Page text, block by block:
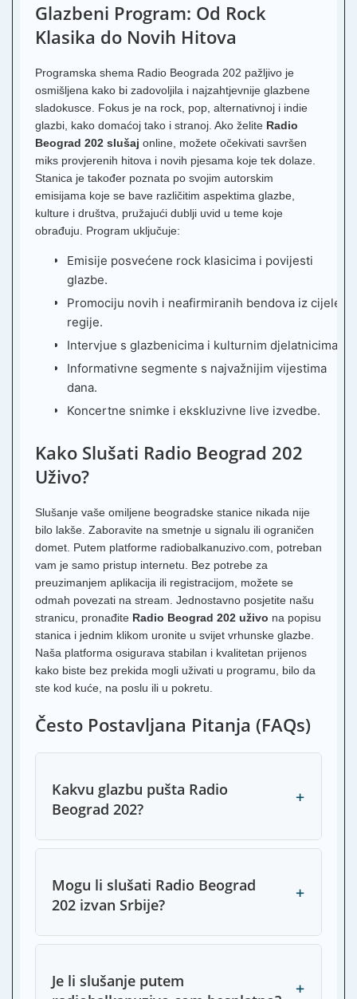
Glazbeni Program: Od Rock
Klasika do Novih Hitova
Programska shema Radio Beograda 202 pažljivo je
osmišljena kako bi zadovoljila i najzahtjevnije glazbene
sladokusce. Fokus je na rock, pop, alternativnoj i indie
glazbi, kako domaćoj tako i stranoj. Ako želite Radio
Beograd 202 slušaj online, možete očekivati savršen
miks provjerenih hitova i novih pjesama koje tek dolaze.
Stanica je također poznata po svojim autorskim
emisijama koje se bave različitim aspektima glazbe,
kulture i društva, pružajući dublji uvid u teme koje
obrađuju. Program uključuje:
Emisije posvećene rock klasicima i povijesti
glazbe.
Promociju novih i neafirmiranih bendova iz cijele
regije.
Intervjue s glazbenicima i kulturnim djelatnicima.
Informativne segmente s najvažnijim vijestima
dana.
Koncertne snimke i ekskluzivne live izvedbe.
Kako Slušati Radio Beograd 202
Uživo?
Slušanje vaše omiljene beogradske stanice nikada nije
bilo lakše. Zaboravite na smetnje u signalu ili ograničen
domet. Putem platforme radiobalkanuzivo.com, potreban
vam je samo pristup internetu. Bez potrebe za
preuzimanjem aplikacija ili registracijom, možete se
odmah povezati na stream. Jednostavno posjetite našu
stranicu, pronađite Radio Beograd 202 uživo na popisu
stanica i jednim klikom uronite u svijet vrhunske glazbe.
Naša platforma osigurava stabilan i kvalitetan prijenos
kako biste bez prekida mogli uživati u programu, bilo da
ste kod kuće, na poslu ili u pokretu.
Često Postavljana Pitanja (FAQs)
Kakvu glazbu pušta Radio
Beograd 202?
+
Mogu li slušati Radio Beograd
202 izvan Srbije?
+
Je li slušanje putem
+